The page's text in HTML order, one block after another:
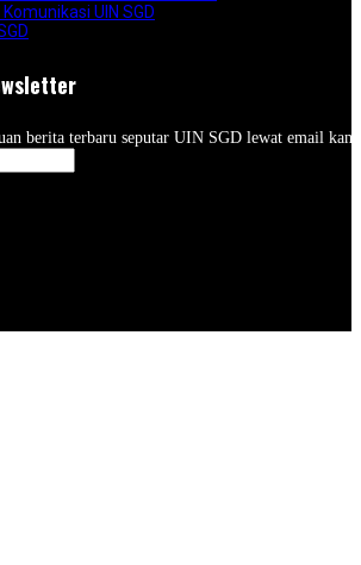
UIN SGD
berita terbaru seputar UIN SGD lewat email